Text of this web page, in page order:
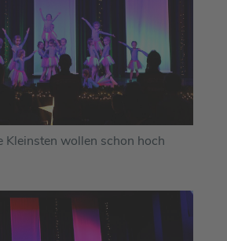
Kleinsten wollen schon hoch